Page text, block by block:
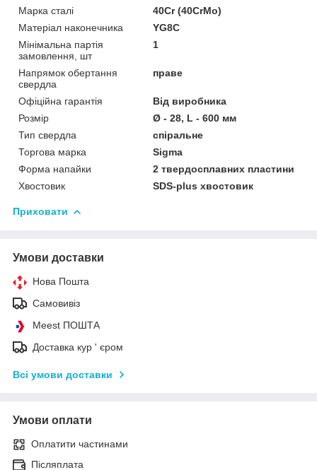
Марка сталі
40Cr (40CrMo)
Матеріал наконечника
YG8C
Мінімальна партія
замовлення, шт
1
Напрямок обертання
свердла
праве
Офіційна гарантія
Від виробника
Розмір
Ø - 28, L - 600 мм
Тип свердла
спіральне
Торгова марка
Sigma
Форма напайки
2 твердосплавних пластини
Хвостовик
SDS-plus хвостовик
Приховати
Умови доставки
Нова Пошта
Самовивіз
Meest ПОШТА
Доставка кур ' єром
Всі умови доставки
Умови оплати
Оплатити частинами
Післяплата